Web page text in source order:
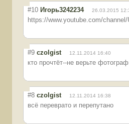
#10 Игорь3242234 26.03.2015
https://www.youtube.com/
#9 czolgist 12.11.2014 16:40
кто прочтёт--не верьте
#8 czolgist 12.11.2014 16:38
всё переврато и перепутано